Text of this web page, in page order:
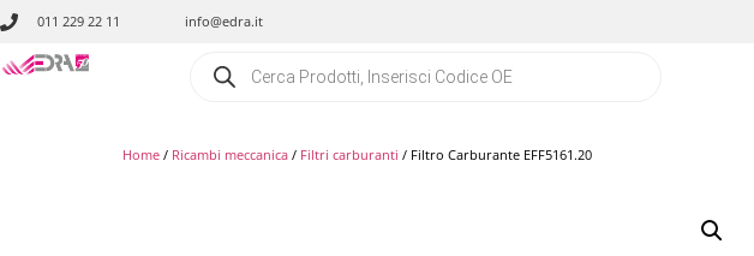
011 229 22 11 info@edra.it
Home / Ricambi meccanica / Filtri carburanti / Filtro Carburante EFF5161.20